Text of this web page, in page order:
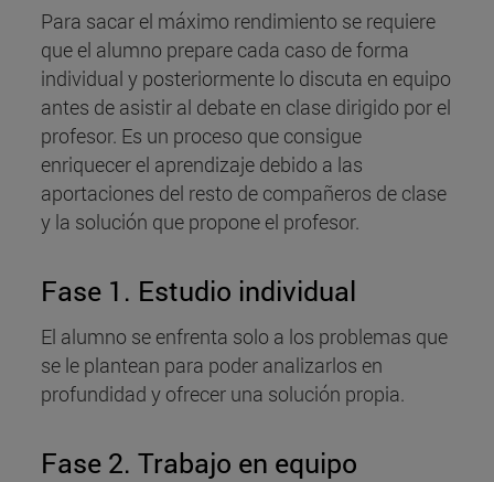
Para sacar el máximo rendimiento se requiere
que el alumno prepare cada caso de forma
individual y posteriormente lo discuta en equipo
antes de asistir al debate en clase dirigido por el
profesor. Es un proceso que consigue
enriquecer el aprendizaje debido a las
aportaciones del resto de compañeros de clase
y la solución que propone el profesor.
Fase 1. Estudio individual
El alumno se enfrenta solo a los problemas que
se le plantean para poder analizarlos en
profundidad y ofrecer una solución propia.
Fase 2. Trabajo en equipo